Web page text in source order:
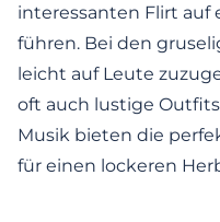
interessanten Flirt auf
führen. Bei den
leicht auf Leute
oft auch lustige
Musik bieten die
für einen lockeren